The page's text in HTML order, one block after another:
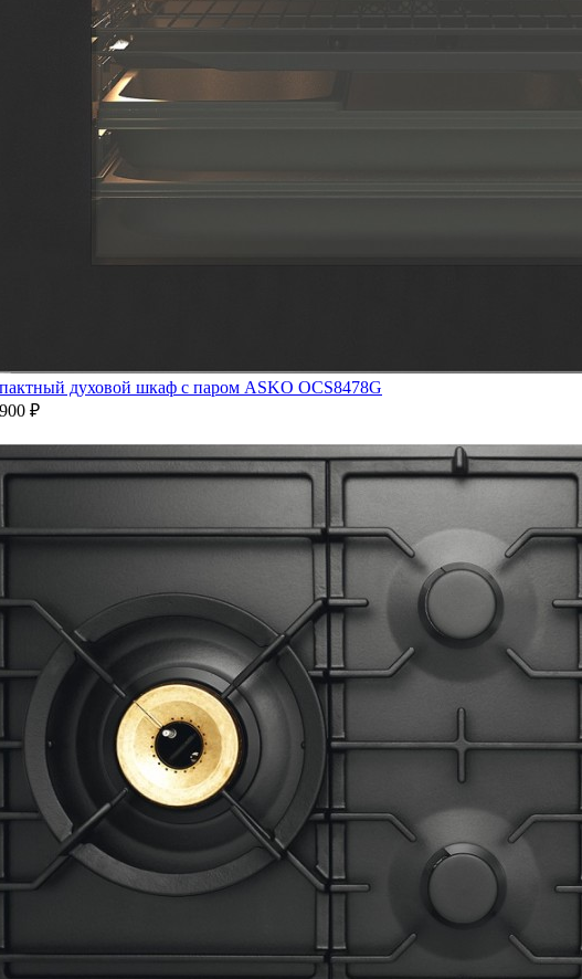
духовой шкаф с паром ASKO OCS8478G
₽